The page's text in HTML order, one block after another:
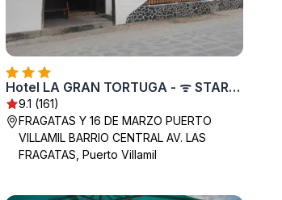
Hotel LA GRAN TORTUGA - ᯤ STARLINK
9.1 (161)
FRAGATAS Y 16 DE MARZO PUERTO
VILLAMIL BARRIO CENTRAL AV. LAS
FRAGATAS, Puerto Villamil